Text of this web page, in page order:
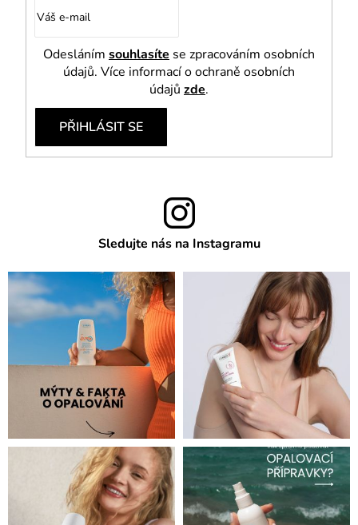
Odesláním souhlasíte se zpracováním osobních
údajů. Více informací o ochraně osobních
údajů zde.
PŘIHLÁSIT SE
Sledujte nás na Instagramu